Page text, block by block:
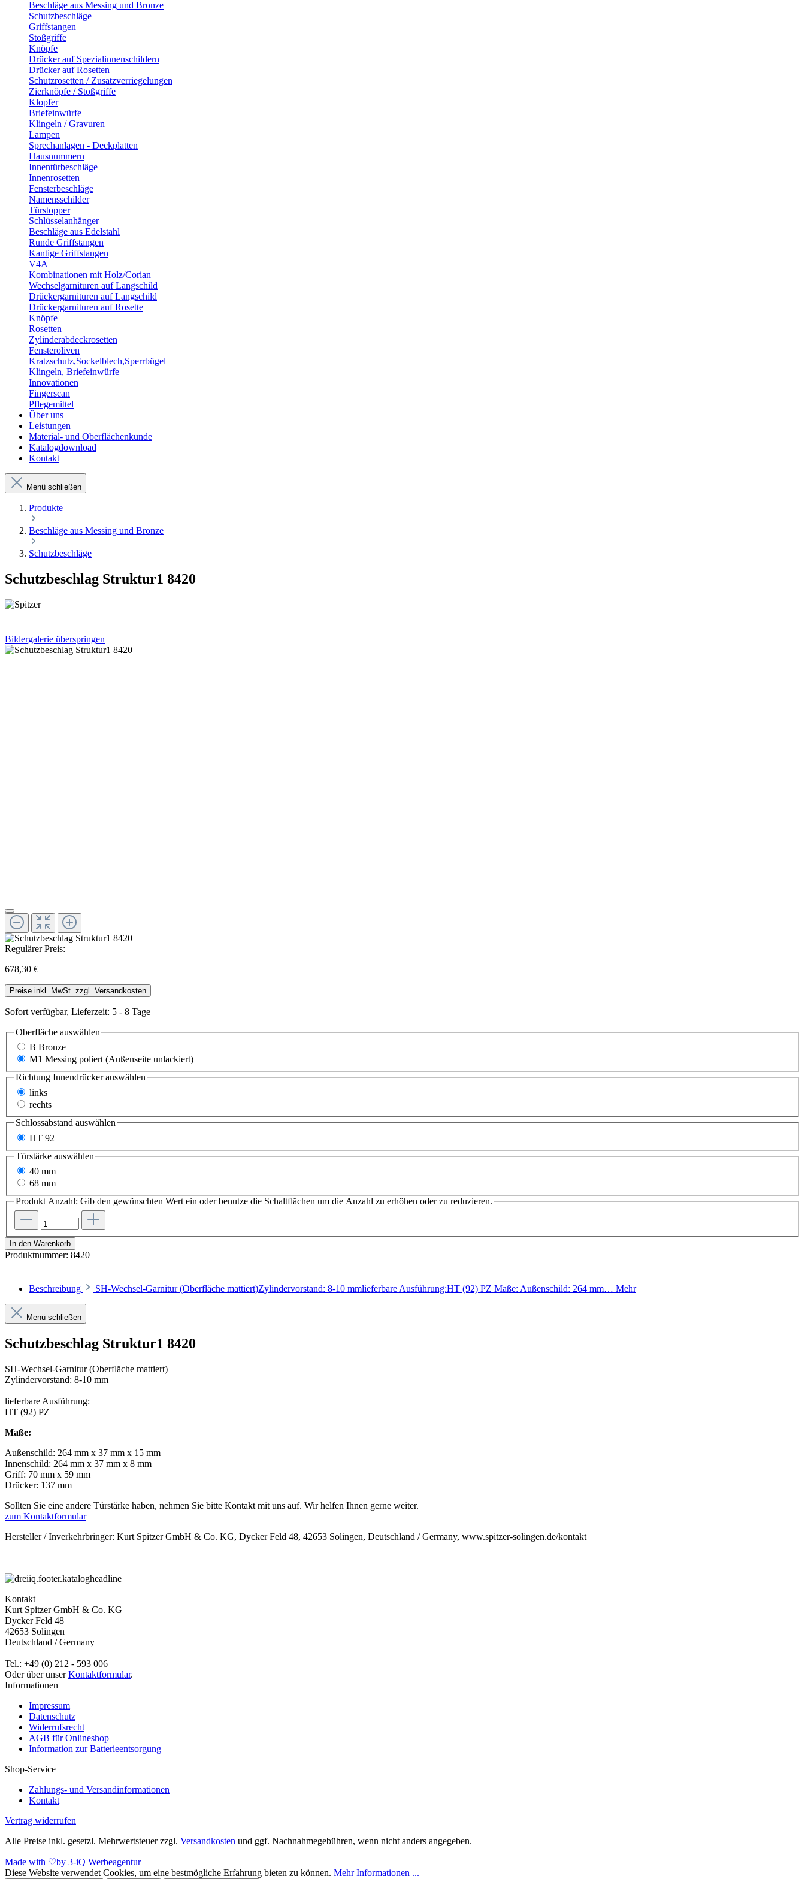
Beschläge aus Messing und Bronze
Schutzbeschläge
Griffstangen
Stoßgriffe
Knöpfe
Drücker auf Spezialinnenschildern
Drücker auf Rosetten
Schutzrosetten / Zusatzverriegelungen
Zierknöpfe / Stoßgriffe
Klopfer
Briefeinwürfe
Klingeln / Gravuren
Lampen
Sprechanlagen - Deckplatten
Hausnummern
Innentürbeschläge
Innenrosetten
Fensterbeschläge
Namensschilder
Türstopper
Schlüsselanhänger
Beschläge aus Edelstahl
Runde Griffstangen
Kantige Griffstangen
V4A
Kombinationen mit Holz/Corian
Wechselgarnituren auf Langschild
Drückergarnituren auf Langschild
Drückergarnituren auf Rosette
Knöpfe
Rosetten
Zylinderabdeckrosetten
Fensteroliven
Kratzschutz,Sockelblech,Sperrbügel
Klingeln, Briefeinwürfe
Innovationen
Fingerscan
Pflegemittel
Über uns
Leistungen
Material- und Oberflächenkunde
Katalogdownload
Kontakt
Menü schließen
Produkte
Beschläge aus Messing und Bronze
Schutzbeschläge
Schutzbeschlag Struktur1 8420
Bildergalerie überspringen
Regulärer Preis:
678,30 €
Preise inkl. MwSt. zzgl. Versandkosten
Sofort verfügbar, Lieferzeit: 5 - 8 Tage
Oberfläche auswählen
B Bronze
M1 Messing poliert (Außenseite unlackiert)
Richtung Innendrückerauswählen
links
rechts
Schlossabstand auswählen
HT 92
Türstärke auswählen
40 mm
68 mm
Produkt Anzahl: Gib den gewünschten Wert ein oder benutze die Schaltflächen um die Anzahl zu erhöhen oder zu reduzieren.
In den Warenkorb
Produktnummer: 8420
Beschreibung SH-Wechsel-Garnitur (Oberfläche mattiert)Zylindervorstand: 8-10 mmlieferbare Ausführung:HT (92) PZ Maße: Außenschild: 264 mm… Mehr
Menü schließen
Schutzbeschlag Struktur1 8420
SH-Wechsel-Garnitur (Oberfläche mattiert)
Zylindervorstand: 8-10 mm
lieferbare Ausführung:
HT (92) PZ
Maße:
Außenschild: 264 mm x 37 mm x 15 mm
Innenschild: 264 mm x 37 mm x 8 mm
Griff: 70 mm x 59 mm
Drücker: 137 mm
Sollten Sie eine andere Türstärke haben, nehmen Sie bitte Kontakt mit uns auf. Wir helfen Ihnen gerne weiter.
zum Kontaktformular
Hersteller / Inverkehrbringer: Kurt Spitzer GmbH & Co. KG, Dycker Feld 48, 42653 Solingen, Deutschland / Germany, www.spitzer-solingen.de/kontakt
Kontakt
Kurt Spitzer GmbH & Co. KG
Dycker Feld 48
42653 Solingen
Deutschland / Germany
Tel.: +49 (0) 212 - 593 006
Oder über unserKontaktformular.
Informationen
Impressum
Datenschutz
Widerrufsrecht
AGB für Onlineshop
Information zur Batterieentsorgung
Shop-Service
Zahlungs- und Versandinformationen
Kontakt
Vertrag widerrufen
Alle Preise inkl. gesetzl. Mehrwertsteuer zzgl. Versandkosten und ggf. Nachnahmegebühren, wenn nicht anders angegeben.
Made with ♡by 3-iQ Werbeagentur
Diese Website verwendet Cookies, um eine bestmögliche Erfahrung bieten zu können. Mehr Informationen ...